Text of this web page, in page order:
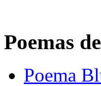
Poemas
Poema